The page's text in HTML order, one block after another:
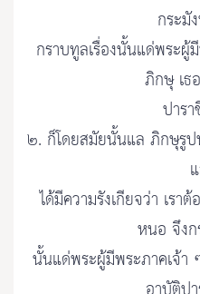
กระมั
กราบทูลเรื่องนั้นแด่พระผู้
ภิกษุ เธ
ปาร
๒. ก็โดยสมัยนั้นแล ภิกษุรู
ได้มีความรังเกียจว่า เรา
หนอ จึงก
นั้นแด่พระผู้มีพระภาคเจ้า